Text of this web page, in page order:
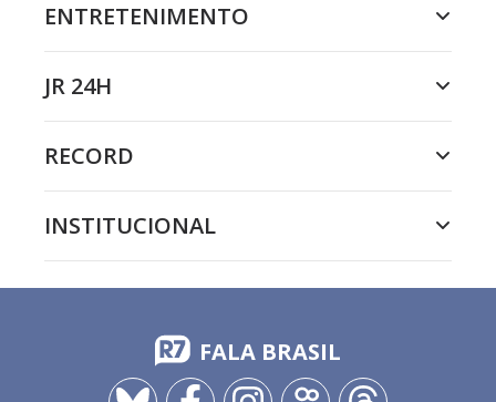
ENTRETENIMENTO
JR 24H
RECORD
INSTITUCIONAL
FALA BRASIL